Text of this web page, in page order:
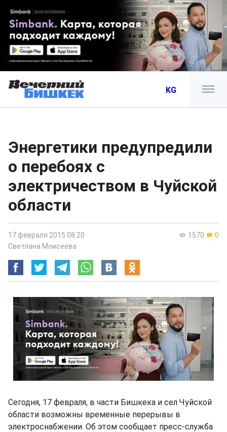
KG
Энергетики предупредили
о перебоях с
электричеством в Чуйской
области
1570 0
17 февраля 2015 08:20
Светлана Моисеева
Сегодня, 17 февраля, в части Бишкека и сел Чуйской
области возможны временные перерывы в
электроснабжении. Об этом сообщает пресс-служба